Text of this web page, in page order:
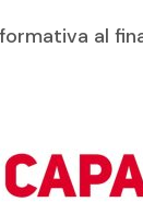
al